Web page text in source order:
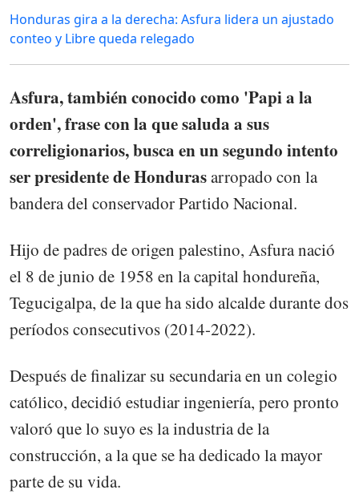
Honduras gira a la derecha: Asfura lidera un ajustado
conteo y Libre queda relegado
Asfura, también conocido como 'Papi a la
orden', frase con la que saluda a sus
correligionarios, busca en un segundo intento
ser presidente de Hondurasarropado con la
bandera del conservador Partido Nacional.
Hijo de padres de origen palestino, Asfura nació
el 8 de junio de 1958 en la capital hondureña,
Tegucigalpa, de la que ha sido alcalde durante dos
períodos consecutivos (2014-2022).
Después de finalizar su secundaria en un colegio
católico, decidió estudiar ingeniería, pero pronto
valoró que lo suyo es la industria de la
construcción, a la que se ha dedicado la mayor
parte de su vida.